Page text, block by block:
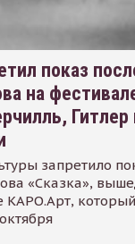
показ
на
запретило
«Сказка»,
КАРО.Арт,